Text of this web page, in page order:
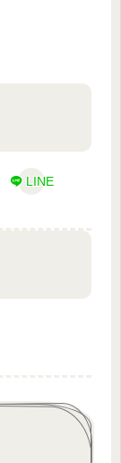
LINE